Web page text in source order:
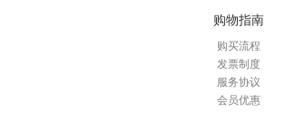
购物指南
购买流程
发票制度
服务协议
会员优惠